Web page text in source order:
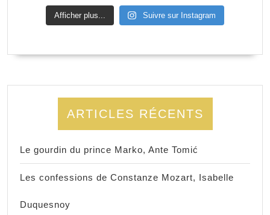
Afficher plus... Suivre sur Instagram
ARTICLES RÉCENTS
Le gourdin du prince Marko, Ante Tomić
Les confessions de Constanze Mozart, Isabelle
Duquesnoy